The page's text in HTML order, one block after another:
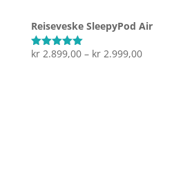
Reiseveske SleepyPod Air
Vurdert5.00
kr2.899,00 – kr2.999,00Prisområde: